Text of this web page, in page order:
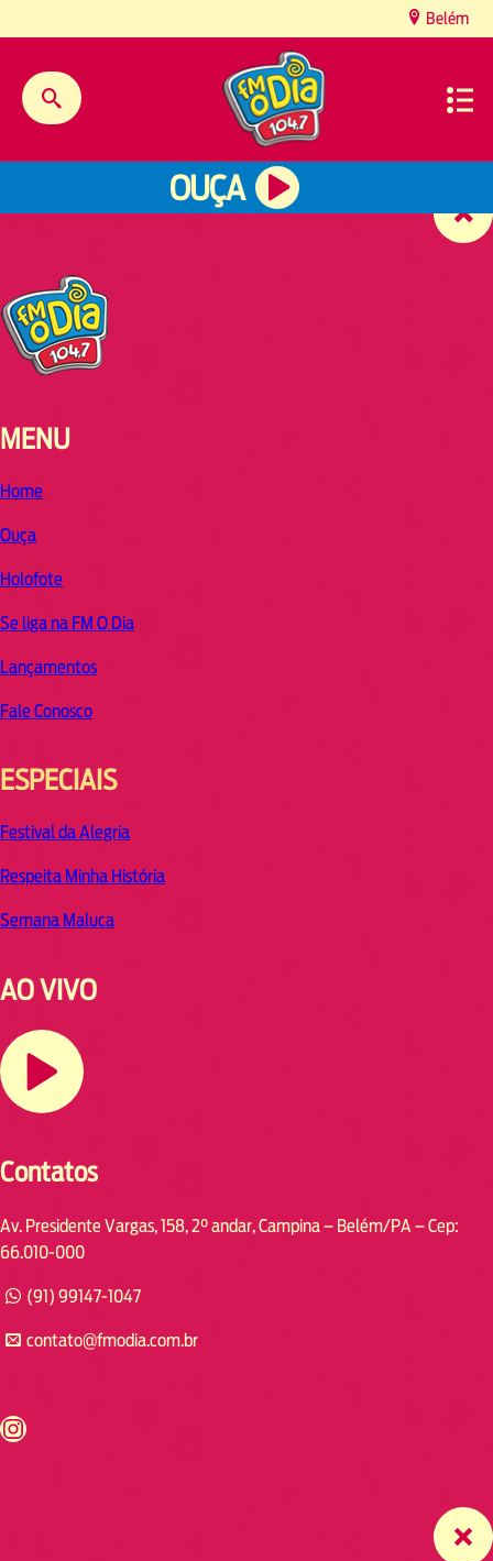
Belém
OUÇA
MENU
Home
Ouça
Holofote
Se liga na FM O Dia
Lançamentos
Fale Conosco
ESPECIAIS
Festival da Alegria
Respeita Minha História
Semana Maluca
AO VIVO
Contatos
Av. Presidente Vargas, 158, 2° andar, Campina – Belém/PA – Cep:
66.010-000
(91) 99147-1047
contato@fmodia.com.br
https://www.instagram.com/fmodia.cabofrio/